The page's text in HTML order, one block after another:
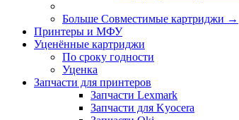
Больше Совместимые картриджи →
Принтеры и МФУ
Уценённые картриджи
По сроку годности
Уценка
Запчасти для принтеров
Запчасти Lexmark
Запчасти для Kyocera